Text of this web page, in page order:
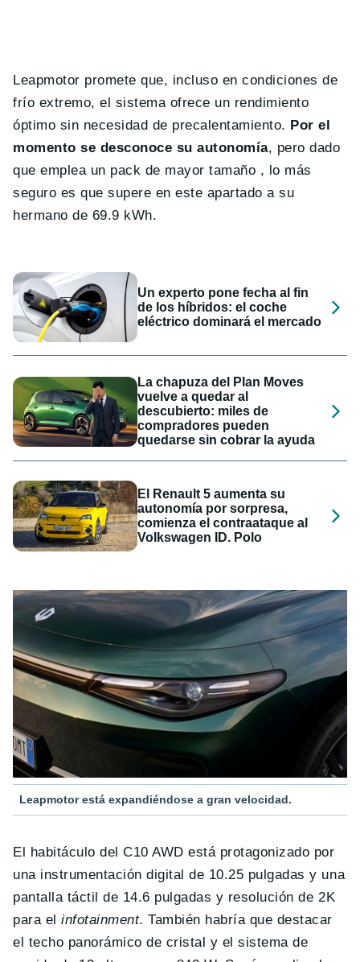
Leapmotor promete que, incluso en condiciones de
frío extremo, el sistema ofrece un rendimiento
óptimo sin necesidad de precalentamiento. Por el
momento se desconoce su autonomía, pero dado
que emplea un pack de mayor tamaño , lo más
seguro es que supere en este apartado a su
hermano de 69.9 kWh.
Un experto pone fecha al fin
de los híbridos: el coche
eléctrico dominará el mercado
La chapuza del Plan Moves
vuelve a quedar al
descubierto: miles de
compradores pueden
quedarse sin cobrar la ayuda
El Renault 5 aumenta su
autonomía por sorpresa,
comienza el contraataque al
Volkswagen ID. Polo
Leapmotor está expandiéndose a gran velocidad.
El habitáculo del C10 AWD está protagonizado por
una instrumentación digital de 10.25 pulgadas y una
pantalla táctil de 14.6 pulgadas y resolución de 2K
para elinfotainment. También habría que destacar
el techo panorámico de cristal y el sistema de